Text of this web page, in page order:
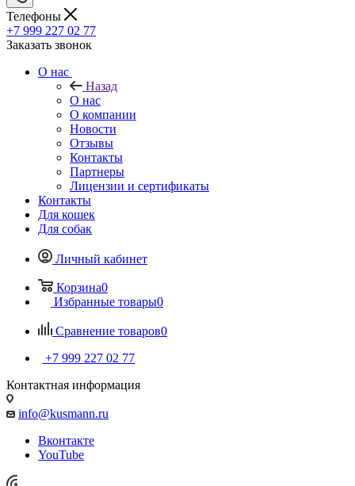
Телефоны
+7 999 227 02 77
Заказать звонок
О нас
Назад
О нас
О компании
Новости
Отзывы
Контакты
Партнеры
Лицензии и сертификаты
Контакты
Для кошек
Для собак
Личный кабинет
Корзина0
Избранные товары0
Сравнение товаров0
+7 999 227 02 77
Контактная информация
info@kusmann.ru
Вконтакте
YouTube